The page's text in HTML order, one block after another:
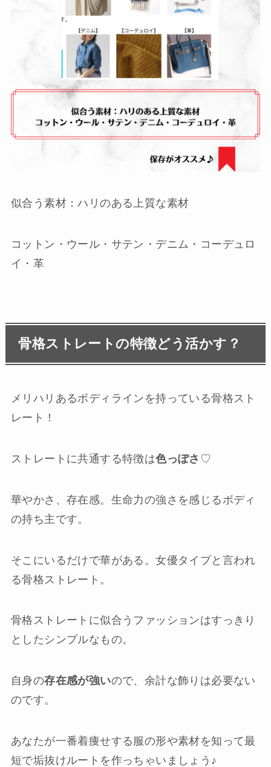
似合う素材：ハリのある上質な素材
コットン・ウール・サテン・デニム・コーデュロ
イ・革
骨格ストレートの特徴どう活かす？
メリハリあるボディラインを持っている骨格スト
レート！
ストレートに共通する特徴は色っぽさ ♡
華やかさ、存在感。生命力の強さを感じるボディ
の持ち主です。
そこにいるだけで華がある。女優タイプと言われ
る骨格ストレート。
骨格ストレートに似合うファッションはすっきり
としたシンプルなもの。
自身の存在感が強いので、余計な飾りは必要ない
のです。
あなたが一番着痩せする服の形や素材を知って最
短で垢抜けルートを作っちゃいましょう♪